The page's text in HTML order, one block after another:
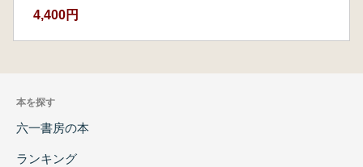
4,400円
本を探す
六一書房の本
ランキング